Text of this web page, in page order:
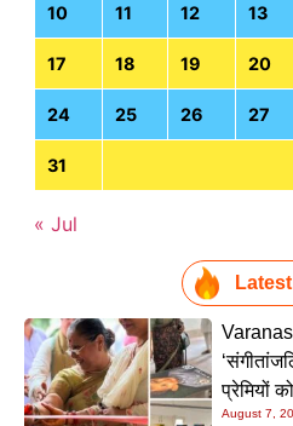
10 11 12 13
17 18 19 20
24 25 26 27
31
« Jul
प्रेमियों
August 7,